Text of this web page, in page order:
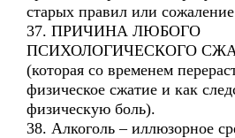
старых правил или
37. ПРИЧИНА ЛЮБОГО
ПСИХОЛОГИЧЕСКОГО
(которая со временем
физическое сжатие и как
физическую боль).
38. Алкоголь – иллюзорное